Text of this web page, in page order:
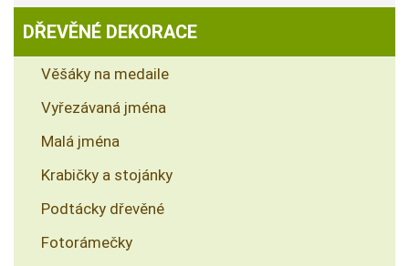
DŘEVĚNÉ DEKORACE
Věšáky na medaile
Vyřezávaná jména
Malá jména
Krabičky a stojánky
Podtácky dřevěné
Fotorámečky